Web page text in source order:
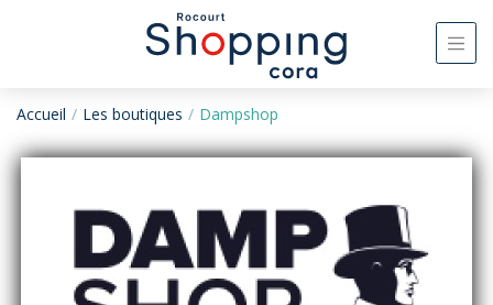
Accueil Les boutiques Dampshop